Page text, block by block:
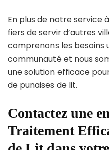
En plus de notre service
fiers de servir d’autres
comprenons les besoins
communauté et nous
une solution efficace
de punaises de lit.
Contactez une
Traitement